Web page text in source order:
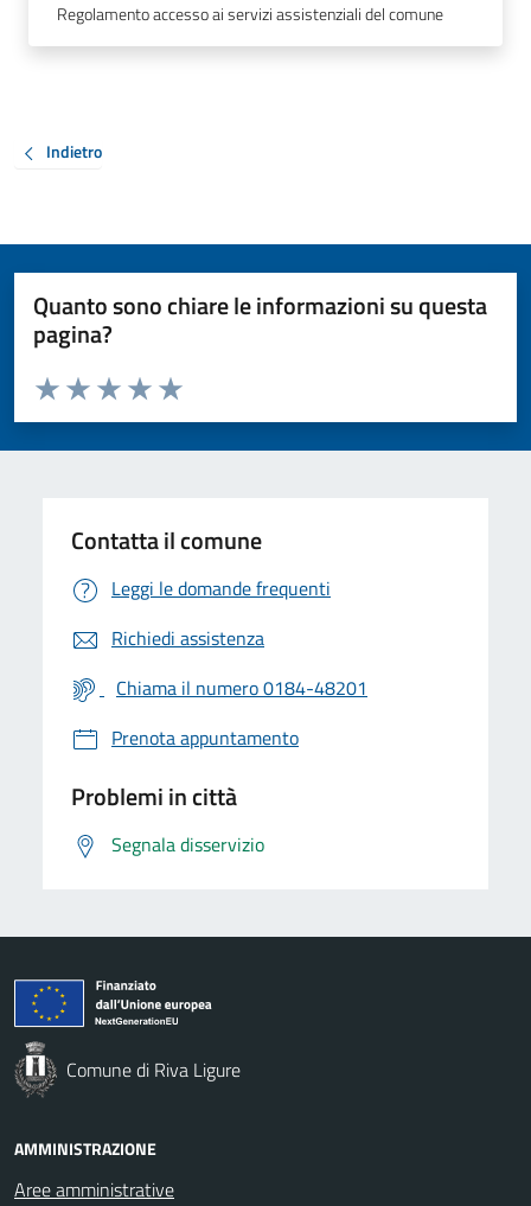
Regolamento accesso ai servizi assistenziali del comune
Indietro
Quanto sono chiare le informazioni su questa
pagina?
Valuta da 1 a 5 stelle la pagina
Valuta 5 stelle su 5
Valuta 4 stelle su 5
Valuta 3 stelle su 5
Valuta 2 stelle su 5
Valuta 1 stelle su 5
Contatta il comune
Leggi le domande frequenti
Richiedi assistenza
Chiama il numero 0184-48201
Prenota appuntamento
Problemi in città
Segnala disservizio
Comune di Riva Ligure
AMMINISTRAZIONE
Aree amministrative